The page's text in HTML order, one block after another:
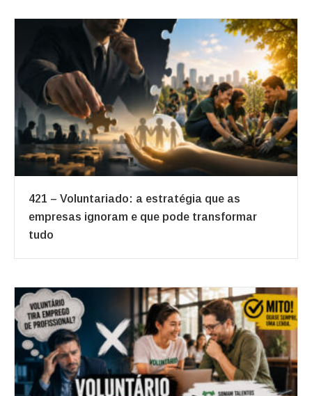
421 – Voluntariado: a estratégia que as
empresas ignoram e que pode transformar
tudo